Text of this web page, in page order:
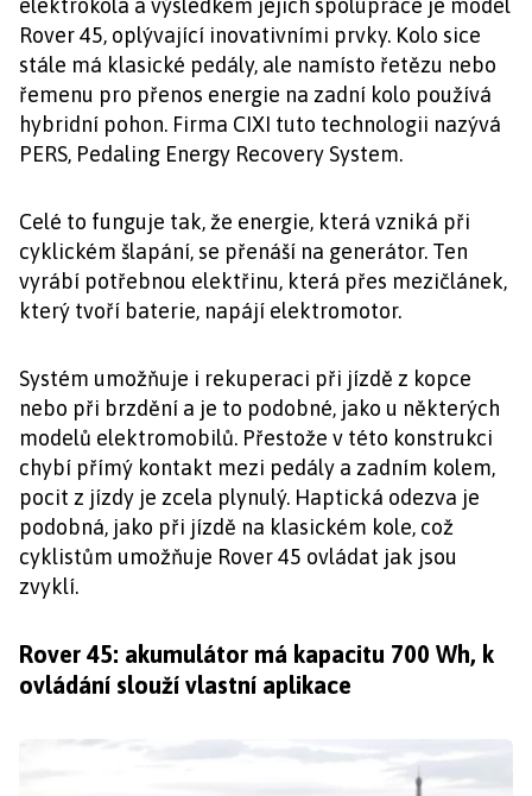
elektrokola a výsledkem jejich spolupráce je model
Rover 45, oplývající inovativními prvky. Kolo sice
stále má klasické pedály, ale namísto řetězu nebo
řemenu pro přenos energie na zadní kolo používá
hybridní pohon. Firma CIXI tuto technologii nazývá
PERS, Pedaling Energy Recovery System.
Celé to funguje tak, že energie, která vzniká při
cyklickém šlapání, se přenáší na generátor. Ten
vyrábí potřebnou elektřinu, která přes mezičlánek,
který tvoří baterie, napájí elektromotor.
Systém umožňuje i rekuperaci při jízdě z kopce
nebo při brzdění a je to podobné, jako u některých
modelů elektromobilů. Přestože v této konstrukci
chybí přímý kontakt mezi pedály a zadním kolem,
pocit z jízdy je zcela plynulý. Haptická odezva je
podobná, jako při jízdě na klasickém kole, což
cyklistům umožňuje Rover 45 ovládat jak jsou
zvyklí.
Rover 45: akumulátor má kapacitu 700 Wh, k
ovládání slouží vlastní aplikace